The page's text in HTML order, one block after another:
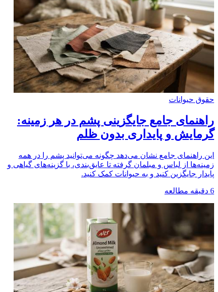
حقوق حیوانات
راهنمای جامع جایگزینی پشم در هر زمینه:
گرمایش و پایداری بدون ظلم
این راهنمای جامع نشان می‌دهد چگونه می‌توانید پشم را در همه
زمینه‌ها از لباس و مبلمان گرفته تا عایق‌بندی، با گزینه‌های گیاهی و
پایدار جایگزین کنید و به حیوانات کمک کنید.
6 دقیقه مطالعه